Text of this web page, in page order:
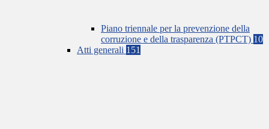
Piano triennale per la prevenzione della
corruzione e della trasparenza (PTPCT) 10
Atti generali 151